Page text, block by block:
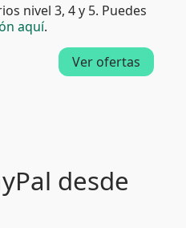
nivel 3, 4 y 5. Puedes
aquí.
Ver ofertas
desde